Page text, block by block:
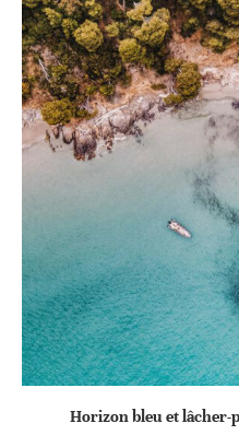
Horizon bleu et lâcher-